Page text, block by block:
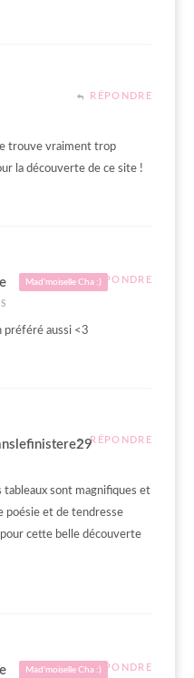
RÉPONDRE
trouve vraiment trop
la découverte de ce site !
Mad'moiselle Cha :)RÉPONDRE
préféré aussi <3
RÉPONDRE
tableaux sont magnifiques et
poésie et de tendresse
pour cette belle découverte
Mad'moiselle Cha :)RÉPONDRE